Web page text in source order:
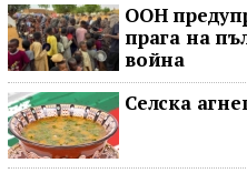
ООН
прага на
война
Селска